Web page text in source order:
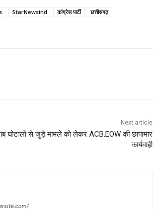
StarNewsind कांग्रेस पार्टी
छत्तीसगढ़
Next article
घोटालों से जुड़े मामले को लेकर ACB,EOW की छापामार
कार्यवाही